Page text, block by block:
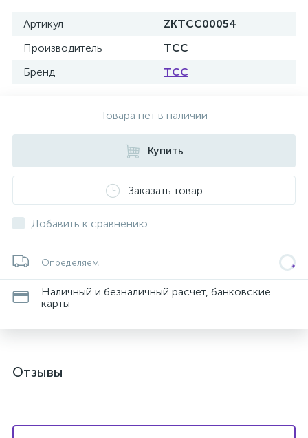
Артикул
ZKTCC00054
Производитель
ТСС
Бренд
ТСС
Товара нет в наличии
Купить
Заказать товар
Добавить к сравнению
Определяем...
Наличный и безналичный расчет, банковские
карты
Отзывы